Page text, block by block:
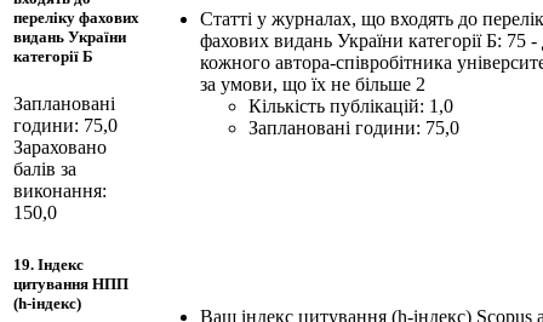
переліку фахових
видань України
категорії Б
Заплановані
години: 75,0
Зараховано
балів за
виконання:
150,0
Статті у журналах, що входять до
фахових видань України категорії Б: 75 -
кожного автора-співробітника
за умови, що їх не більше 2
Кількість публікацій: 1,0
Заплановані години: 75,0
19. Індекс
цитування НПП
(h-індекс)
Ваш індекс цитування (h-індекс) Scopus